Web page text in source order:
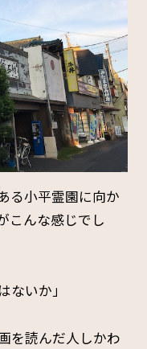
る小平霊園に向か
こんな感じでし
いか」
を読んだ人しかわ